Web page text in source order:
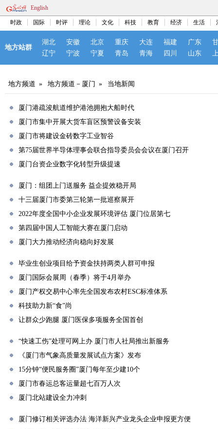
English
时政 国际 时评 理论 文化 科技 教育 经济 生活
地方站群
湖北 安徽 北京 重庆 大连 福建 广东
辽宁
宁波 宁夏 青岛 青海 四川 山东
地方频道 » 地方频道－厦门 » 当地新闻
厦门港疏浚航道维护港池拥抱大船时代
厦门市集中开展大货车盲区预警设备安装
厦门市将建设金砖数字工业智谷
第75届世界半导体理事会联合指导委员会会议在厦门召开
厦门台资企业数字化转型升级提速
厦门：组团上门送服务 益企提效稳开局
十三届厦门市委第三轮第一批巡察展开
2022年度全国中小企业发展环境评估 厦门位居第七
第四届中国人工智能大赛在厦门启动
厦门大力推动经济向稳向好发展
毕业生创业项目给予资金扶持两类人群可申报
厦门国际会展周（春季）将于4月举办
厦门产权交易中心率先全国发布农村ESC标准体系
科技助力新“食”尚
让群众少跑腿 厦门医保多项服务全国首创
“快速工伤”处理可网上办 厦门市人社局推出新服务
《厦门市气象高质量发展试点方案》发布
15分钟“便民服务圈”厦门每年至少建10个
厦门市春运总客运量超七百万人次
厦门北站建设全力冲刺
厦门修订相关评选办法 海洋新兴产业龙头企业申报更方便